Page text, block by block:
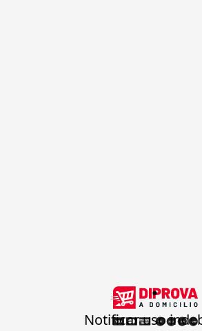
.
Notificar uso